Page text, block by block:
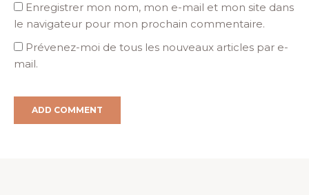
Enregistrer mon nom, mon e-mail et mon site dans
le navigateur pour mon prochain commentaire.
Prévenez-moi de tous les nouveaux articles par e-
mail.